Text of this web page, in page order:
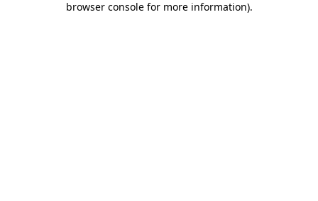
browser console for more information).